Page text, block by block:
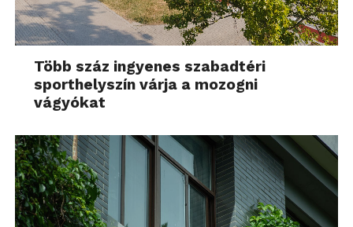
Több száz ingyenes szabadtéri
sporthelyszín várja a mozogni
vágyókat